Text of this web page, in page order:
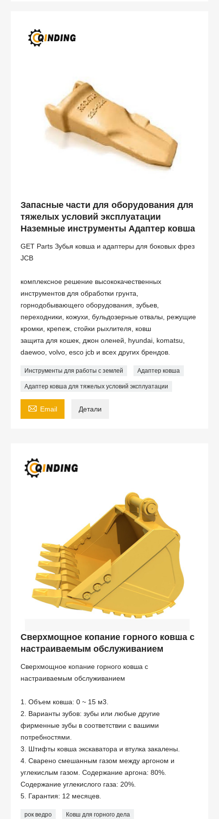
Запасные части для оборудования для
тяжелых условий эксплуатации
Наземные инструменты Адаптер ковша
GET Parts Зубья ковша и адаптеры для боковых фрез
JCB
комплексное решение высококачественных
инструментов для обработки грунта,
горнодобывающего оборудования, зубьев,
переходники, кожухи, бульдозерные отвалы, режущие
кромки, крепеж, стойки рыхлителя, ковш
защита для кошек, джон оленей, hyundai, komatsu,
daewoo, volvo, esco jcb и всех других брендов.
Инструменты для работы с землей Адаптер ковша
Адаптер ковша для тяжелых условий эксплуатации
 Email Детали
Сверхмощное копание горного ковша с
настраиваемым обслуживанием
Сверхмощное копание горного ковша с
настраиваемым обслуживанием
1. Объем ковша: 0 ~ 15 м3.
2. Варианты зубов: зубы или любые другие
фирменные зубы в соответствии с вашими
потребностями.
3. Штифты ковша экскаватора и втулка закалены.
4. Сварено смешанным газом между аргоном и
углекислым газом. Содержание аргона: 80%.
Содержание углекислого газа: 20%.
5. Гарантия: 12 месяцев.
рок ведро Ковш для горного дела